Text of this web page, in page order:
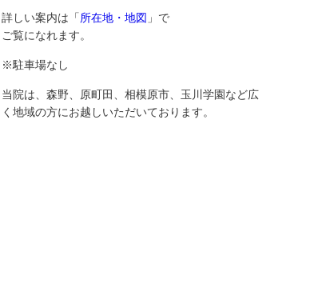
詳しい案内は「所在地・地図 」で
ご覧になれます。
※駐車場なし
当院は、森野、原町田、相模原市、玉川学園など広
く地域の方にお越しいただいております。